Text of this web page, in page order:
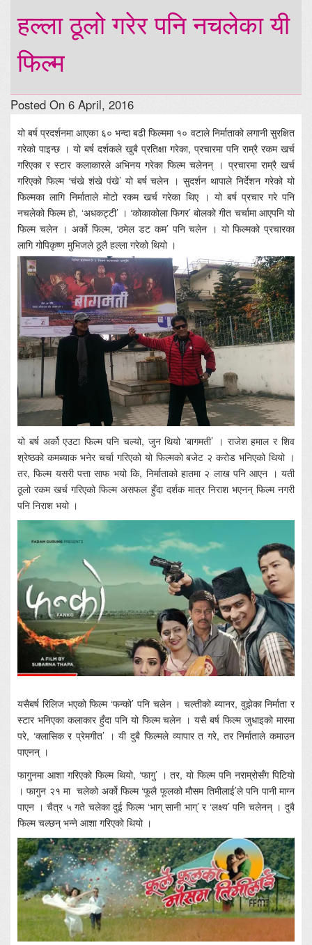
हल्ला ठूलो गरेर पनि नचलेका यी
फिल्म
Posted On 6 April, 2016
यो बर्ष प्रदर्शनमा आएका ६० भन्दा बढी फिल्ममा १० वटाले निर्माताको लगानी सुरक्षित
गरेको पाइन्छ । यो बर्ष दर्शकले खुबै प्रतिक्षा गरेका, प्रचारमा पनि राम्रै रकम खर्च
गरिएका र स्टार कलाकारले अभिनय गरेका फिल्म चलेनन् । प्रचारमा राम्रै खर्च
गरिएको फिल्म ‘चंखे शंखे पंखे’ यो बर्ष चलेन । सुदर्शन थापाले निर्देशन गरेको यो
फिल्मका लागि निर्माताले मोटो रकम खर्च गरेका थिए । यो बर्ष प्रचार गरे पनि
नचलेको फिल्म हो, ‘अधकट्टी’ । ‘कोकाकोला फिगर’ बोलको गीत चर्चामा आएपनि यो
फिल्म चलेन । अर्को फिल्म, ‘ठमेल डट कम’ पनि चलेन । यो फिल्मको प्रचारका
लागि गोपिकृष्ण मुभिजले ठूलै हल्ला गरेको थियो ।
यो बर्ष अर्को एउटा फिल्म पनि चल्यो, जुन थियो ‘बागमती’ । राजेश हमाल र शिव
श्रेष्ठको कमब्याक भनेर चर्चा गरिएको यो फिल्मको बजेट २ करोड भनिएको थियो ।
तर, फिल्म यसरी पत्ता साफ भयो कि, निर्माताको हातमा २ लाख पनि आएन । यती
ठूलो रकम खर्च गरिएको फिल्म असफल हुँदा दर्शक मात्र निराश भएनन् फिल्म नगरी
पनि निराश भयो ।
यसैबर्ष रिलिज भएको फिल्म ‘फन्को’ पनि चलेन । चल्तीको ब्यानर, वुझेका निर्माता र
स्टार भनिएका कलाकार हुँदा पनि यो फिल्म चलेन । यसै बर्ष फिल्म जुधाइको मारमा
परे, ‘क्लासिक र प्रेमगीत’ । यी दुबै फिल्मले व्यापार त गरे, तर निर्माताले कमाउन
पाएनन् ।
फागुनमा आशा गरिएको फिल्म थियो, ‘फागु’ । तर, यो फिल्म पनि नराम्रोसँग पिटियो
। फागुन २१ मा चलेको अर्को फिल्म ‘फूलै फूलको मौसम तिमीलाई’ले पनि पानी माग्न
पाएन । चैत्र ५ गते चलेका दुई फिल्म ‘भाग् सानी भाग्’ र ‘लक्ष्य’ पनि चलेनन् । दुबै
फिल्म चल्छन् भन्ने आशा गरिएको थियो ।